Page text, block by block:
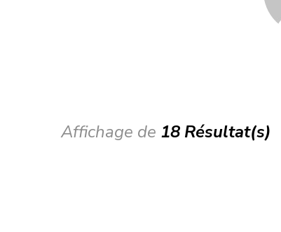
Affichage de 18 Résultat(s)